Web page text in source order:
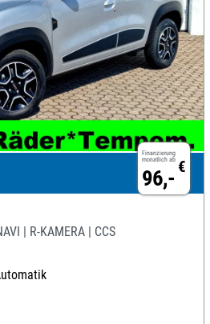
Finanzierung
monatlich ab €
96,-
| R-KAMERA | CCS